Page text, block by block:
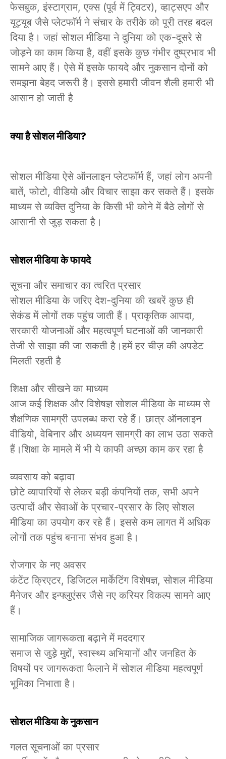
फेसबुक, इंस्टाग्राम, एक्स (पूर्व में ट्विटर), व्हाट्सएप और
यूट्यूब जैसे प्लेटफॉर्म ने संचार के तरीके को पूरी तरह बदल
दिया है। जहां सोशल मीडिया ने दुनिया को एक-दूसरे से
जोड़ने का काम किया है, वहीं इसके कुछ गंभीर दुष्प्रभाव भी
सामने आए हैं। ऐसे में इसके फायदे और नुकसान दोनों को
समझना बेहद जरूरी है। इससे हमारी जीवन शैली हमारी भी
आसान हो जाती है
क्या है सोशल मीडिया?
सोशल मीडिया ऐसे ऑनलाइन प्लेटफॉर्म हैं, जहां लोग अपनी
बातें, फोटो, वीडियो और विचार साझा कर सकते हैं। इसके
माध्यम से व्यक्ति दुनिया के किसी भी कोने में बैठे लोगों से
आसानी से जुड़ सकता है।
सोशल मीडिया के फायदे
सूचना और समाचार का त्वरित प्रसार
सोशल मीडिया के जरिए देश-दुनिया की खबरें कुछ ही
सेकंड में लोगों तक पहुंच जाती हैं। प्राकृतिक आपदा,
सरकारी योजनाओं और महत्वपूर्ण घटनाओं की जानकारी
तेजी से साझा की जा सकती है।हमें हर चीज़ की अपडेट
मिलती रहती है
शिक्षा और सीखने का माध्यम
आज कई शिक्षक और विशेषज्ञ सोशल मीडिया के माध्यम से
शैक्षणिक सामग्री उपलब्ध करा रहे हैं। छात्र ऑनलाइन
वीडियो, वेबिनार और अध्ययन सामग्री का लाभ उठा सकते
हैं।शिक्षा के मामले में भी ये काफी अच्छा काम कर रहा है
व्यवसाय को बढ़ावा
छोटे व्यापारियों से लेकर बड़ी कंपनियों तक, सभी अपने
उत्पादों और सेवाओं के प्रचार-प्रसार के लिए सोशल
मीडिया का उपयोग कर रहे हैं। इससे कम लागत में अधिक
लोगों तक पहुंच बनाना संभव हुआ है।
रोजगार के नए अवसर
कंटेंट क्रिएटर, डिजिटल मार्केटिंग विशेषज्ञ, सोशल मीडिया
मैनेजर और इन्फ्लुएंसर जैसे नए करियर विकल्प सामने आए
हैं।
सामाजिक जागरूकता बढ़ाने में मददगार
समाज से जुड़े मुद्दों, स्वास्थ्य अभियानों और जनहित के
विषयों पर जागरूकता फैलाने में सोशल मीडिया महत्वपूर्ण
भूमिका निभाता है।
सोशल मीडिया के नुकसान
गलत सूचनाओं का प्रसार